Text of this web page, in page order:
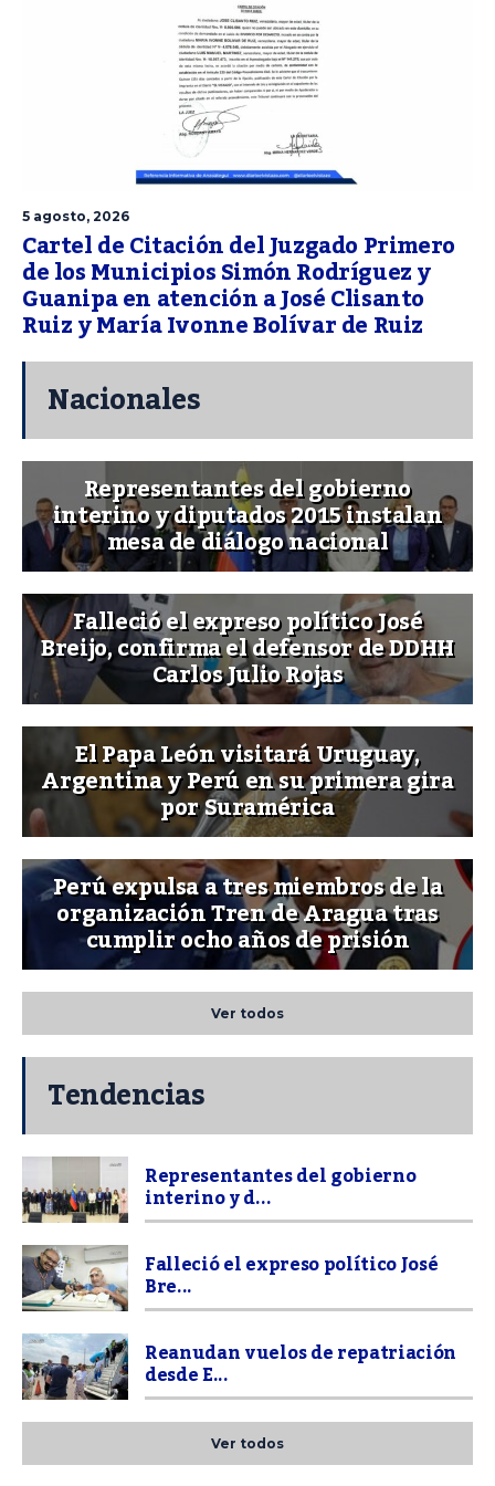
5 agosto, 2026
Cartel de Citación del Juzgado Primero
de los Municipios Simón Rodríguez y
Guanipa en atención a José Clisanto
Ruiz y María Ivonne Bolívar de Ruiz
Nacionales
Representantes del gobierno
interino y diputados 2015 instalan
mesa de diálogo nacional
Falleció el expreso político José
Breijo, confirma el defensor de DDHH
Carlos Julio Rojas
El Papa León visitará Uruguay,
Argentina y Perú en su primera gira
por Suramérica
Perú expulsa a tres miembros de la
organización Tren de Aragua tras
cumplir ocho años de prisión
Ver todos
Tendencias
Representantes del gobierno
interino y d...
Falleció el expreso político José
Bre...
Reanudan vuelos de repatriación
desde E...
Ver todos